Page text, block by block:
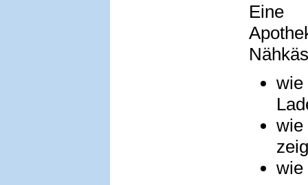
Eine
wie
wie
wie